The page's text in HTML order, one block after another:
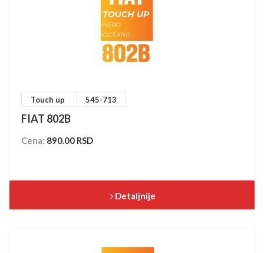
Touch up 545-713
FIAT 802B
Cena: 890.00 RSD
Detaljnije